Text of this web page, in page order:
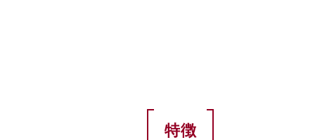
特徴